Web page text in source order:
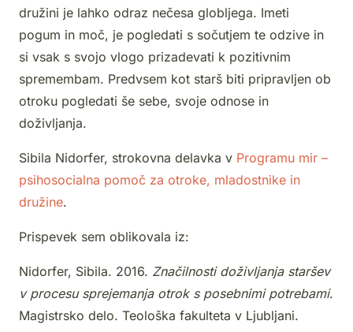
družini je lahko odraz nečesa globljega. Imeti
pogum in moč, je pogledati s sočutjem te odzive in
si vsak s svojo vlogo prizadevati k pozitivnim
spremembam. Predvsem kot starš biti pripravljen ob
otroku pogledati še sebe, svoje odnose in
doživljanja.
Sibila Nidorfer, strokovna delavka v Programu mir –
psihosocialna pomoč za otroke, mladostnike in
družine.
Prispevek sem oblikovala iz:
Nidorfer, Sibila. 2016. Značilnosti doživljanja staršev
v procesu sprejemanja otrok s posebnimi potrebami.
Magistrsko delo. Teološka fakulteta v Ljubljani.